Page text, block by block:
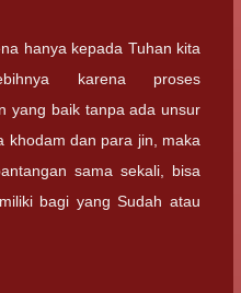
hanya kepada Tuhan kita
karena proses
yang baik tanpa ada unsur
khodam dan para jin, maka
sama sekali, bisa
bagi yang Sudah atau